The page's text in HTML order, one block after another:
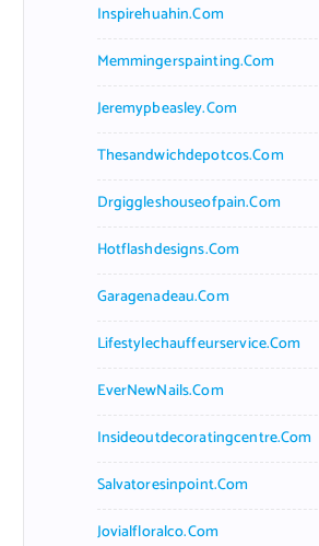
Inspirehuahin.com
Memmingerspainting.com
Jeremypbeasley.com
Thesandwichdepotcos.com
Drgiggleshouseofpain.com
Hotflashdesigns.com
Garagenadeau.com
Lifestylechauffeurservice.com
EverNewNails.com
Insideoutdecoratingcentre.com
Salvatoresinpoint.com
Jovialfloralco.com